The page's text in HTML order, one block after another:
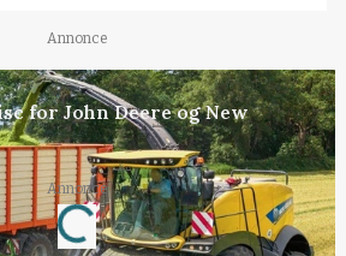
Annonce
for John Deere og New
Annonce
Loading...